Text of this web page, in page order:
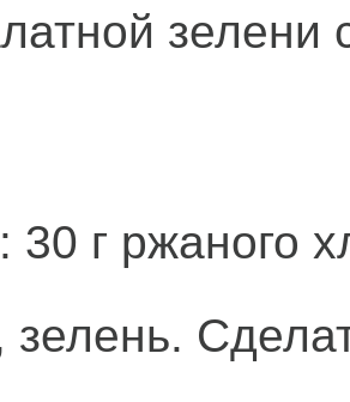
зелени
30 г ржаного
зелень.